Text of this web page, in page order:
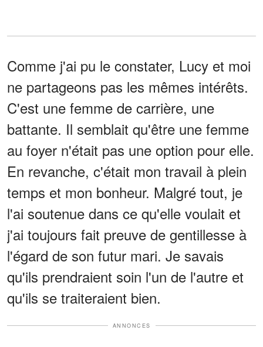
Comme j'ai pu le constater, Lucy et moi
ne partageons pas les mêmes intérêts.
C'est une femme de carrière, une
battante. Il semblait qu'être une femme
au foyer n'était pas une option pour elle.
En revanche, c'était mon travail à plein
temps et mon bonheur. Malgré tout, je
l'ai soutenue dans ce qu'elle voulait et
j'ai toujours fait preuve de gentillesse à
l'égard de son futur mari. Je savais
qu'ils prendraient soin l'un de l'autre et
qu'ils se traiteraient bien.
ANNONCES